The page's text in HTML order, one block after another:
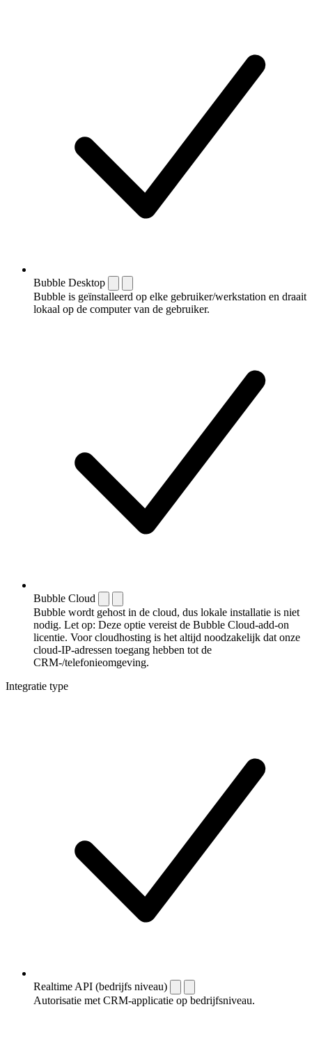
Bubble Desktop
Bubble is geïnstalleerd op elke gebruiker/werkstation en draait
lokaal op de computer van de gebruiker.
Bubble Cloud
Bubble wordt gehost in de cloud, dus lokale installatie is niet
nodig. Let op: Deze optie vereist de Bubble Cloud-add-on
licentie. Voor cloudhosting is het altijd noodzakelijk dat onze
cloud-IP-adressen toegang hebben tot de
CRM-/telefonieomgeving.
Integratie type
Realtime API (bedrijfs niveau)
Autorisatie met CRM-applicatie op bedrijfsniveau.